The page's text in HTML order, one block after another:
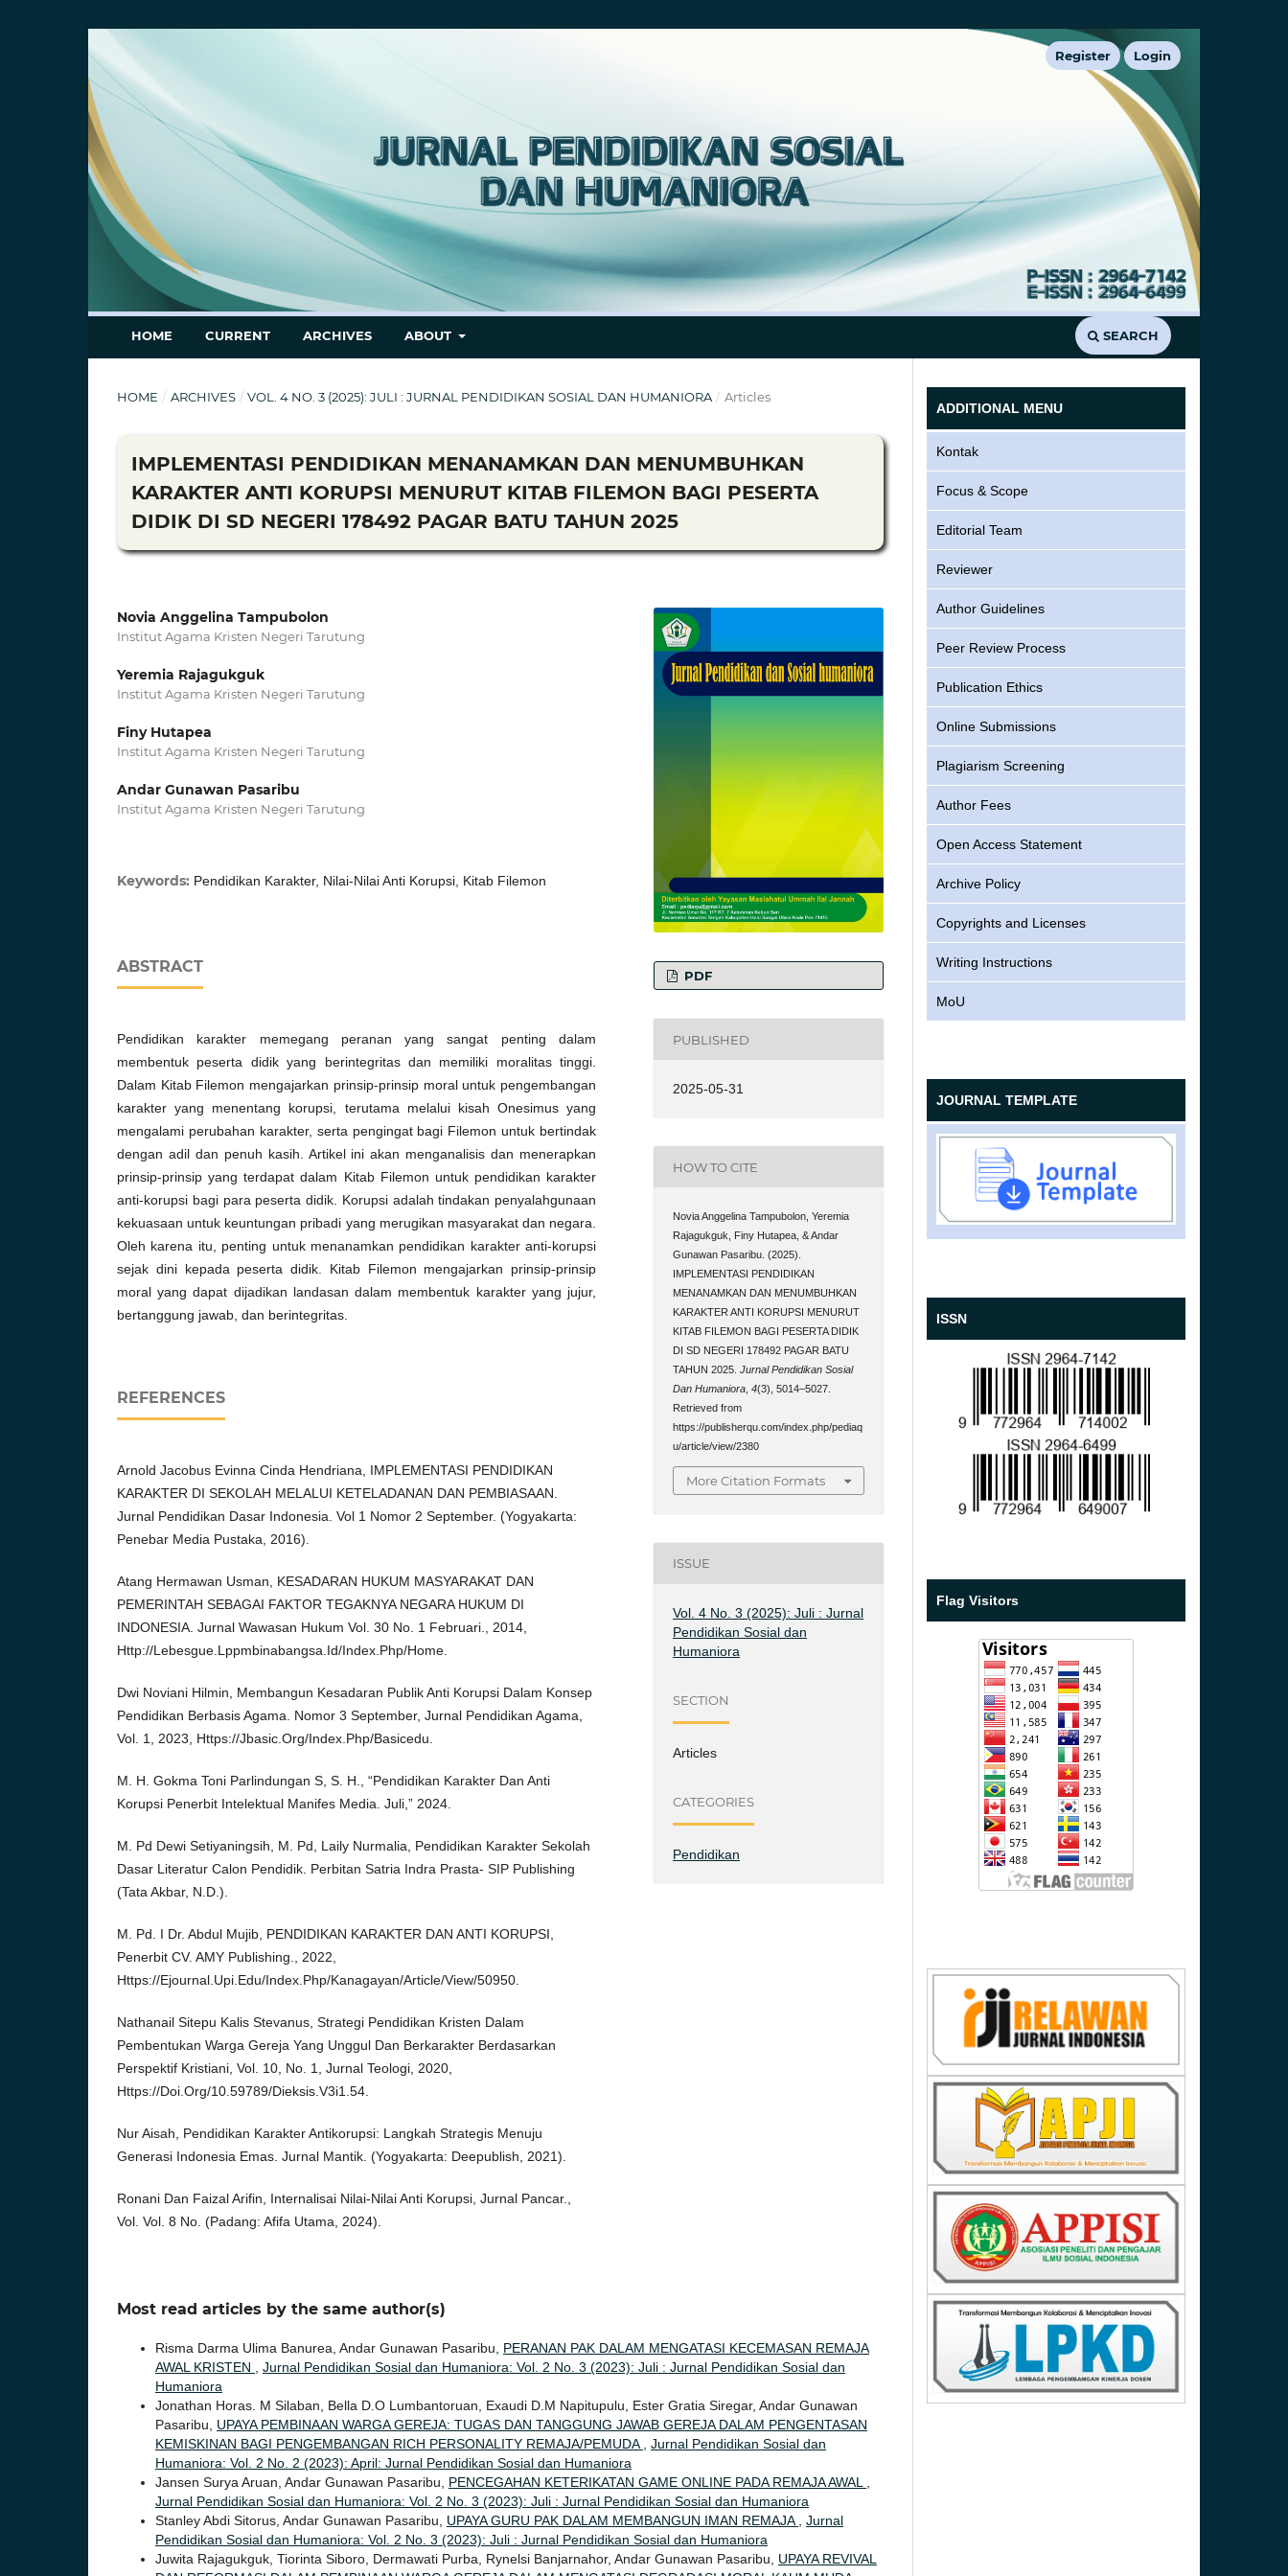
HOME CURRENT ARCHIVES ABOUT SEARCH
Register Login
HOME / ARCHIVES / VOL. 4 NO. 3 (2025): JULI : JURNAL PENDIDIKAN SOSIAL DAN HUMANIORA / Articles
IMPLEMENTASI PENDIDIKAN MENANAMKAN DAN MENUMBUHKAN
KARAKTER ANTI KORUPSI MENURUT KITAB FILEMON BAGI PESERTA
DIDIK DI SD NEGERI 178492 PAGAR BATU TAHUN 2025
Novia Anggelina Tampubolon
Institut Agama Kristen Negeri Tarutung
Yeremia Rajagukguk
Institut Agama Kristen Negeri Tarutung
Finy Hutapea
Institut Agama Kristen Negeri Tarutung
Andar Gunawan Pasaribu
Institut Agama Kristen Negeri Tarutung
Keywords: Pendidikan Karakter, Nilai-Nilai Anti Korupsi, Kitab Filemon
ABSTRACT
Pendidikan karakter memegang peranan yang sangat penting dalam
membentuk peserta didik yang berintegritas dan memiliki moralitas tinggi.
Dalam Kitab Filemon mengajarkan prinsip-prinsip moral untuk pengembangan
karakter yang menentang korupsi, terutama melalui kisah Onesimus yang
mengalami perubahan karakter, serta pengingat bagi Filemon untuk bertindak
dengan adil dan penuh kasih. Artikel ini akan menganalisis dan menerapkan
prinsip-prinsip yang terdapat dalam Kitab Filemon untuk pendidikan karakter
anti-korupsi bagi para peserta didik. Korupsi adalah tindakan penyalahgunaan
kekuasaan untuk keuntungan pribadi yang merugikan masyarakat dan negara.
Oleh karena itu, penting untuk menanamkan pendidikan karakter anti-korupsi
sejak dini kepada peserta didik. Kitab Filemon mengajarkan prinsip-prinsip
moral yang dapat dijadikan landasan dalam membentuk karakter yang jujur,
bertanggung jawab, dan berintegritas.
REFERENCES
Arnold Jacobus Evinna Cinda Hendriana, IMPLEMENTASI PENDIDIKAN
KARAKTER DI SEKOLAH MELALUI KETELADANAN DAN PEMBIASAAN.
Jurnal Pendidikan Dasar Indonesia. Vol 1 Nomor 2 September. (Yogyakarta:
Penebar Media Pustaka, 2016).
Atang Hermawan Usman, KESADARAN HUKUM MASYARAKAT DAN
PEMERINTAH SEBAGAI FAKTOR TEGAKNYA NEGARA HUKUM DI
INDONESIA. Jurnal Wawasan Hukum Vol. 30 No. 1 Februari., 2014,
Http://Lebesgue.Lppmbinabangsa.Id/Index.Php/Home.
Dwi Noviani Hilmin, Membangun Kesadaran Publik Anti Korupsi Dalam Konsep
Pendidikan Berbasis Agama. Nomor 3 September, Jurnal Pendidikan Agama,
Vol. 1, 2023, Https://Jbasic.Org/Index.Php/Basicedu.
M. H. Gokma Toni Parlindungan S, S. H., “Pendidikan Karakter Dan Anti
Korupsi Penerbit Intelektual Manifes Media. Juli,” 2024.
M. Pd Dewi Setiyaningsih, M. Pd, Laily Nurmalia, Pendidikan Karakter Sekolah
Dasar Literatur Calon Pendidik. Perbitan Satria Indra Prasta- SIP Publishing
(Tata Akbar, N.D.).
M. Pd. I Dr. Abdul Mujib, PENDIDIKAN KARAKTER DAN ANTI KORUPSI,
Penerbit CV. AMY Publishing., 2022,
Https://Ejournal.Upi.Edu/Index.Php/Kanagayan/Article/View/50950.
Nathanail Sitepu Kalis Stevanus, Strategi Pendidikan Kristen Dalam
Pembentukan Warga Gereja Yang Unggul Dan Berkarakter Berdasarkan
Perspektif Kristiani, Vol. 10, No. 1, Jurnal Teologi, 2020,
Https://Doi.Org/10.59789/Dieksis.V3i1.54.
Nur Aisah, Pendidikan Karakter Antikorupsi: Langkah Strategis Menuju
Generasi Indonesia Emas. Jurnal Mantik. (Yogyakarta: Deepublish, 2021).
Ronani Dan Faizal Arifin, Internalisai Nilai-Nilai Anti Korupsi, Jurnal Pancar.,
Vol. Vol. 8 No. (Padang: Afifa Utama, 2024).
PDF
PUBLISHED
2025-05-31
HOW TO CITE
Novia Anggelina Tampubolon, Yeremia
Rajagukguk, Finy Hutapea, & Andar
Gunawan Pasaribu. (2025).
IMPLEMENTASI PENDIDIKAN
MENANAMKAN DAN MENUMBUHKAN
KARAKTER ANTI KORUPSI MENURUT
KITAB FILEMON BAGI PESERTA DIDIK
DI SD NEGERI 178492 PAGAR BATU
TAHUN 2025.Jurnal Pendidikan Sosial
Dan Humaniora ,4(3), 5014–5027.
Retrieved from
https://publisherqu.com/index.php/pediaq
u/article/view/2380
More Citation Formats
ISSUE
Vol. 4 No. 3 (2025): Juli : Jurnal
Pendidikan Sosial dan
Humaniora
SECTION
Articles
CATEGORIES
Pendidikan
Most read articles by the same author(s)
Risma Darma Ulima Banurea, Andar Gunawan Pasaribu, PERANAN PAK DALAM MENGATASI KECEMASAN REMAJA
AWAL KRISTEN
Jurnal Pendidikan Sosial dan Humaniora: Vol. 2 No. 3 (2023): Juli : Jurnal Pendidikan Sosial dan
Humaniora
Jonathan Horas. M Silaban, Bella D.O Lumbantoruan, Exaudi D.M Napitupulu, Ester Gratia Siregar, Andar Gunawan
Pasaribu, UPAYA PEMBINAAN WARGA GEREJA: TUGAS DAN TANGGUNG JAWAB GEREJA DALAM PENGENTASAN
KEMISKINAN BAGI PENGEMBANGAN RICH PERSONALITY REMAJA/PEMUDA
Jurnal Pendidikan Sosial dan
Humaniora: Vol. 2 No. 2 (2023): April: Jurnal Pendidikan Sosial dan Humaniora
Jansen Surya Aruan, Andar Gunawan Pasaribu, PENCEGAHAN KETERIKATAN GAME ONLINE PADA REMAJA AWAL
Jurnal Pendidikan Sosial dan Humaniora: Vol. 2 No. 3 (2023): Juli : Jurnal Pendidikan Sosial dan Humaniora
Stanley Abdi Sitorus, Andar Gunawan Pasaribu, UPAYA GURU PAK DALAM MEMBANGUN IMAN REMAJA
Jurnal
Pendidikan Sosial dan Humaniora: Vol. 2 No. 3 (2023): Juli : Jurnal Pendidikan Sosial dan Humaniora
Juwita Rajagukguk, Tiorinta Siboro, Dermawati Purba, Rynelsi Banjarnahor, Andar Gunawan Pasaribu, UPAYA REVIVAL
ADDITIONAL MENU
Kontak
Focus & Scope
Editorial Team
Reviewer
Author Guidelines
Peer Review Process
Publication Ethics
Online Submissions
Plagiarism Screening
Author Fees
Open Access Statement
Archive Policy
Copyrights and Licenses
Writing Instructions
MoU
JOURNAL TEMPLATE
ISSN
Flag Visitors